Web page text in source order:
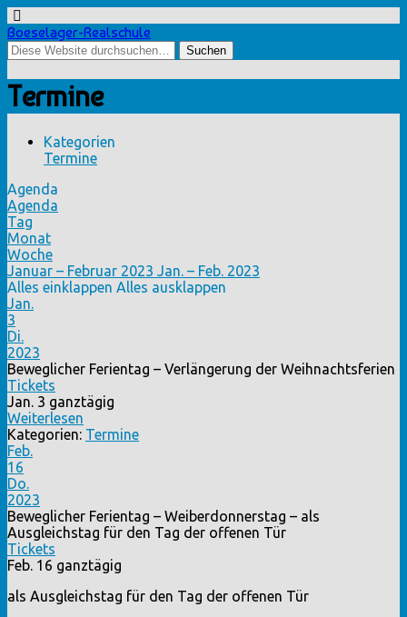
Boeselager-Realschule
Termine
Kategorien
Termine
Agenda
Agenda
Tag
Monat
Woche
Januar – Februar 2023 Jan. – Feb. 2023
Alles einklappen Alles ausklappen
Jan.
3
Di.
2023
Beweglicher Ferientag – Verlängerung der Weihnachtsferien
Tickets
Jan. 3 ganztägig
Weiterlesen
Kategorien: Termine
Feb.
16
Do.
2023
Beweglicher Ferientag – Weiberdonnerstag – als
Ausgleichstag für den Tag der offenen Tür
Tickets
Feb. 16 ganztägig
als Ausgleichstag für den Tag der offenen Tür